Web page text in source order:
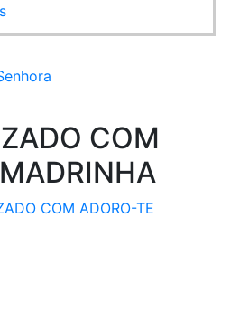
COM
COM ADORO-TE